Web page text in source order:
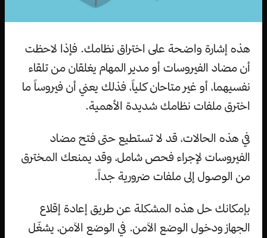
هذه إشارة واضحة على اختراق نظامك. فإذا لاحظت
أن مضاد الفيروسات أو مدير المهام يغلقان من تلقاء
نفسيهما، أو غير متاحان كلياً، فذلك يعني أن فيروساً ما
اخترق ملفات نظامك شديدة الأهمية.
في هذه الحالات، قد لا تستطيع حتى فتح مضاد
الفيروسات لإجراء فحص شامل، وقد يمنعك المخترق
من الوصول إلى ملفات ضرورية جداً.
بإمكانك حل هذه المشكلة عن طريق إعادة إقلاع
الجهاز ودخول الوضع الآمن. في الوضع الآمن، يشغّل